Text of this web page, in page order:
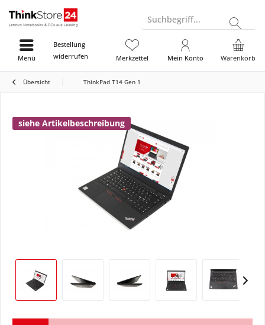
Suchbegriff...
Bestellung
widerrufen
Warenkorb
Merkzettel Mein Konto
Menü
Übersicht ThinkPad T14 Gen 1
siehe Artikelbeschreibung